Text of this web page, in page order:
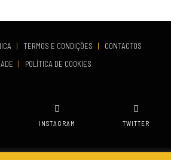
| TERMOS E CONDIÇÕES |
CONTACTOS
| POLÍTICA DE COOKIES
INSTAGRAM TWITTER